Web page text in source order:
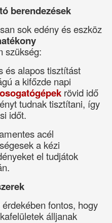
berendezések
sok edény és eszköz
szükség:
és alapos tisztítást
a kifőzde napi
rövid idő
tudnak tisztítani, így
időt.
acél
a kézi
el tudjátok
fontos, hogy
álljanak